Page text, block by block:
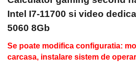
Intel I7-11700 si video
5060 8Gb
Se poate modifica configuratia:
carcasa, instalare sistem de